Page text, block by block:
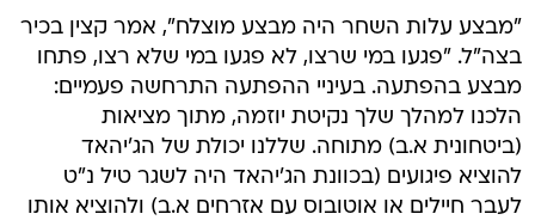
"מבצע עלות השחר היה מבצע מוצלח", אמר קצין בכיר
בצה"ל. "פגעו במי שרצו, לא פגעו במי שלא רצו, פתחו
מבצע בהפתעה. בעיניי ההפתעה התרחשה פעמיים:
הלכנו למהלך שלך נקיטת יוזמה, מתוך מציאות
(ביטחונית א.ב) מתוחה. שללנו יכולת של הג'יהאד
להוציא פיגועים (בכוונת הג'יהאד היה לשגר טיל נ"ט
לעבר חיילים או אוטובוס עם אזרחים א.ב) ולהוציא אותו